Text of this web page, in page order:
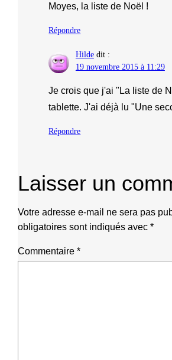
Moyes, la liste de Noël !
Répondre
Hilde dit :
19 novembre 2015 à 11:29
Je crois que j'ai "La liste de
tablette. J'ai déjà lu "Une
Répondre
Laisser un
Votre adresse e-mail ne sera pas
obligatoires sont indiqués avec*
Commentaire*